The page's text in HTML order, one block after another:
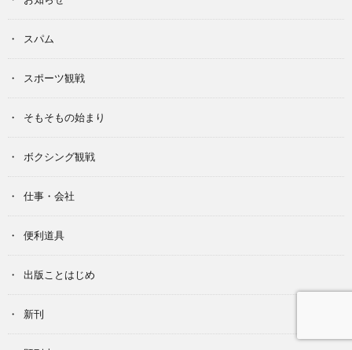
スパム
スポーツ観戦
そもそもの始まり
ボクシング観戦
仕事・会社
便利道具
出版ことはじめ
新刊